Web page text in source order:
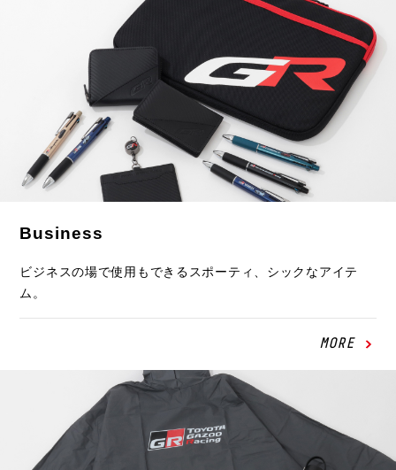
Business
ビジネスの場で使用もできるスポーティ、シックなアイテ
ム。
MORE